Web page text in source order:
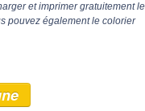
et imprimer gratuitement le
pouvez également le colorier